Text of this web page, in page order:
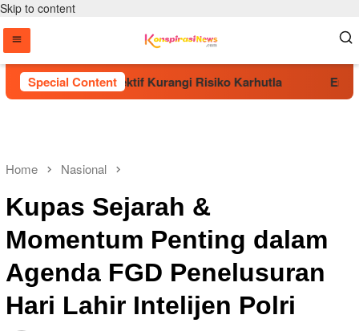
Skip to content
Special Content
Dinilai Efektif Kurangi Risiko Karhutla Era
Home Nasional
Kupas Sejarah &
Momentum Penting dalam
Agenda FGD Penelusuran
Hari Lahir Intelijen Polri